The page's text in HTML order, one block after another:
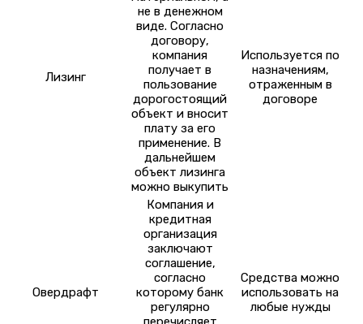
Лизинг
не в денежном
виде. Согласно
договору,
компания
получает в
пользование
дорогостоящий
объект и вносит
плату за его
применение. В
дальнейшем
объект лизинга
можно выкупить
Используется по
назначениям,
отраженным в
договоре
Овердрафт
Компания и
кредитная
организация
заключают
соглашение,
согласно
которому банк
регулярно
Средства можно
использовать на
любые нужды